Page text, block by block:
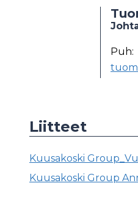
Puh:
Liitteet
Kuusakoski
Kuusakoski Group